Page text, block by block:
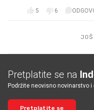
5 6
JOŠ
Pretplatite se na
Podržite neovisno novinarstvo i
Pretplatite se